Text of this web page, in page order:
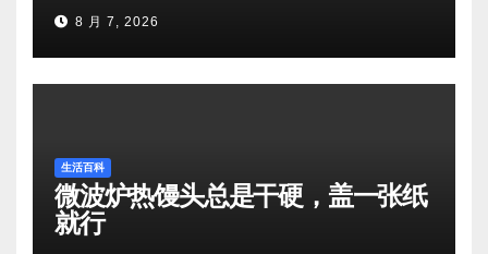
8 月 7, 2026
生活百科
微波炉热馒头总是干硬，盖一张纸
就行